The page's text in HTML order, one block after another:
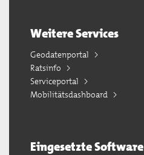
Weitere Services
Geodatenportal
Ratsinfo
Serviceportal
Mobilitätsdashboard
Eingesetzte Software